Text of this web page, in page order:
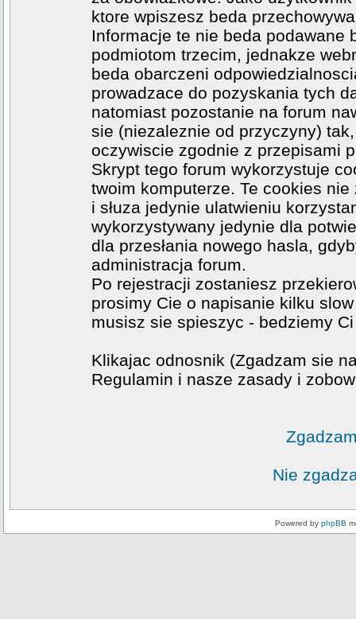
ktore wpiszesz beda
Informacje te nie beda podawane
podmiotom trzecim, jednakze
beda obarczeni
prowadzace do pozyskania tych
natomiast pozostanie na forum
sie (niezaleznie od przyczyny)
oczywiscie zgodnie z przepisami
Skrypt tego forum wykorzystuje
twoim komputerze. Te cookies
i słuza jedynie ulatwieniu
wykorzystywany jedynie dla
dla przesłania nowego hasla,
administracja forum.
Po rejestracji zostaniesz
prosimy Cie o napisanie kilku
musisz sie spieszyc - bedziemy
Klikajac odnosnik (Zgadzam sie
Regulamin i nasze zasady i
Nie
Powered by phpBB